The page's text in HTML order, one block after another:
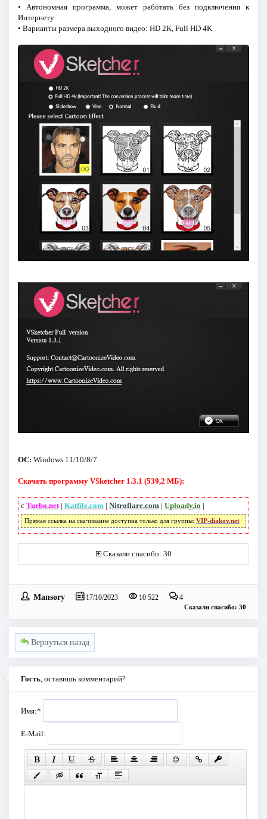
• Автономная программа, может работать без подключения к
Интернету
• Варианты размера выходного видео: HD 2K, Full HD 4K
ОС: Windows 11/10/8/7
Скачать программу VSketcher 1.3.1 (539,2 МБ):
с Turbo.net| Katfile.com| Nitroflare.com| Uploady.io |
Прямая ссылка на скачивание доступна только для группы: VIP-diakov.net
Сказали спасибо: 30
Mansory 17/10/2023 10 522 4
Сказали спасибо: 30
Вернуться назад
Гость, оставишь комментарий?
Имя:*
E-Mail: